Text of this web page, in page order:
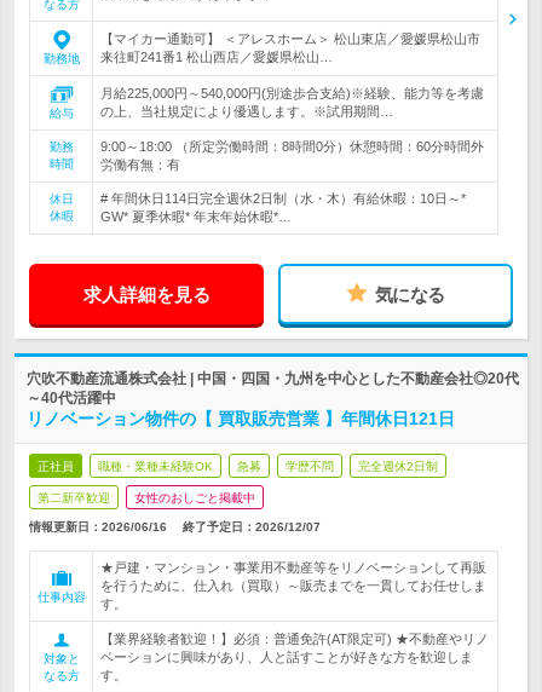
なる方
勤務地
【マイカー通勤可】 ＜アレスホーム＞ 松山東店／愛媛県松山市
来往町241番1 松山西店／愛媛県松山…
給与
月給225,000円～540,000円(別途歩合支給)※経験、能力等を考慮
の上、当社規定により優遇します。※試用期間…
勤務
時間
9:00～18:00 （所定労働時間：8時間0分）休憩時間：60分時間外
労働有無：有
休日
休暇
# 年間休日114日完全週休2日制（水・木）有給休暇：10日～*
GW* 夏季休暇* 年末年始休暇*…
求人詳細を見る 気になる
穴吹不動産流通株式会社 | 中国・四国・九州を中心とした不動産会社◎20代
～40代活躍中
リノベーション物件の【 買取販売営業 】年間休日121日
正社員 職種・業種未経験OK 急募 学歴不問 完全週休2日制
第二新卒歓迎 女性のおしごと掲載中
情報更新日：2026/06/16 終了予定日： 2026/12/07
仕事内容
★戸建・マンション・事業用不動産等をリノベーションして再販
を行うために、仕入れ（買取）～販売までを一貫してお任せしま
す。
対象と
なる方
【業界経験者歓迎！】必須：普通免許(AT限定可) ★不動産やリノ
ベーションに興味があり、人と話すことが好きな方を歓迎しま
す。